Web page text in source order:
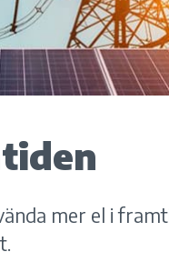
mer el i